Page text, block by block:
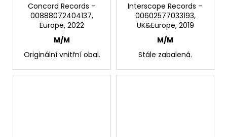
Concord Records –
00888072404137,
Europe, 2022
M/M
Originální vnitřní obal.
Interscope Records –
00602577033193,
UK&Europe, 2019
M/M
Stále zabalená.